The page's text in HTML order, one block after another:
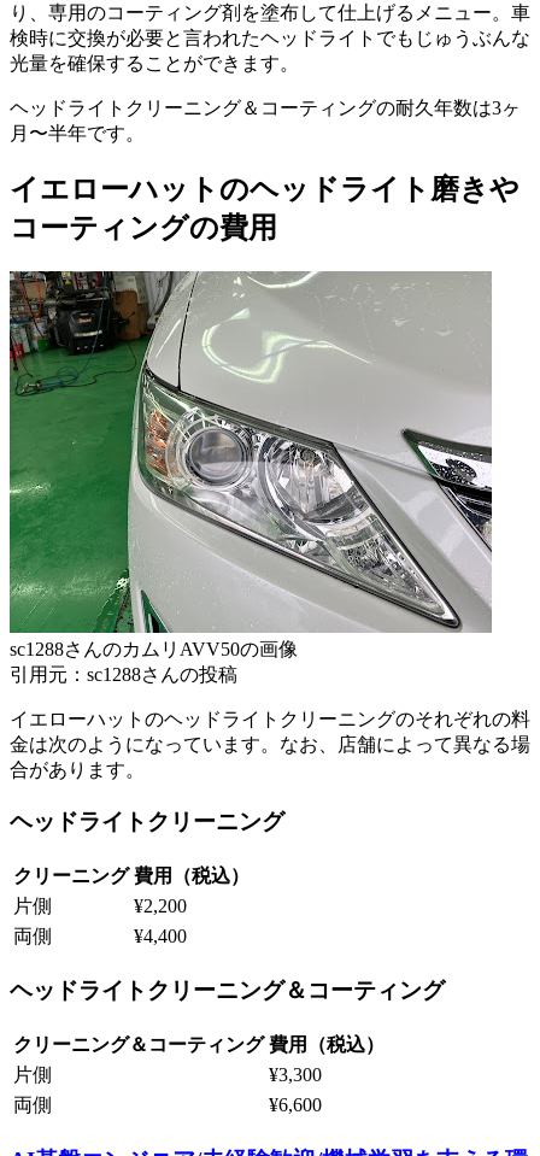
り、専用のコーティング剤を塗布して仕上げるメニュー。車
検時に交換が必要と言われたヘッドライトでもじゅうぶんな
光量を確保することができます。
ヘッドライトクリーニング＆コーティングの耐久年数は3ヶ
月〜半年です。
イエローハットのヘッドライト磨きや
コーティングの費用
sc1288さんのカムリAVV50の画像
引用元：sc1288さんの投稿
イエローハットのヘッドライトクリーニングのそれぞれの料
金は次のようになっています。なお、店舗によって異なる場
合があります。
ヘッドライトクリーニング
クリーニング 費用（税込）
片側
¥2,200
両側
¥4,400
ヘッドライトクリーニング＆コーティング
クリーニング＆コーティング 費用（税込）
片側
¥3,300
両側
¥6,600